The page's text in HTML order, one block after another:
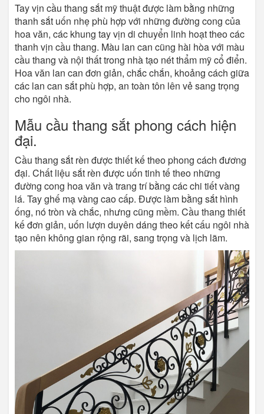
Tay vịn cầu thang sắt mỹ thuật được làm bằng những
thanh sắt uốn nhẹ phù hợp với những đường cong của
hoa văn, các khung tay vịn di chuyển linh hoạt theo các
thanh vịn cầu thang. Màu lan can cũng hài hòa với màu
cầu thang và nội thất trong nhà tạo nét thẩm mỹ cổ điển.
Hoa văn lan can đơn giản, chắc chắn, khoảng cách giữa
các lan can sắt phù hợp, an toàn tôn lên vẻ sang trọng
cho ngôi nhà.
Mẫu cầu thang sắt phong cách hiện
đại.
Cầu thang sắt rèn được thiết kế theo phong cách đương
đại. Chất liệu sắt rèn được uốn tinh tế theo những
đường cong hoa văn và trang trí bằng các chi tiết vàng
lá. Tay ghế mạ vàng cao cấp. Được làm bằng sắt hình
ống, nó tròn và chắc, nhưng cũng mềm. Cầu thang thiết
kế đơn giản, uốn lượn duyên dáng theo kết cấu ngôi nhà
tạo nên không gian rộng rãi, sang trọng và lịch lãm.